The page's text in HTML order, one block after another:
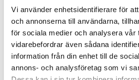
Vi använder enhetsidentifierare för
och annonserna till användarna,
för sociala medier och analysera vår
vidarebefordrar även sådana
information från din enhet till de
annons- och analysföretag som vi